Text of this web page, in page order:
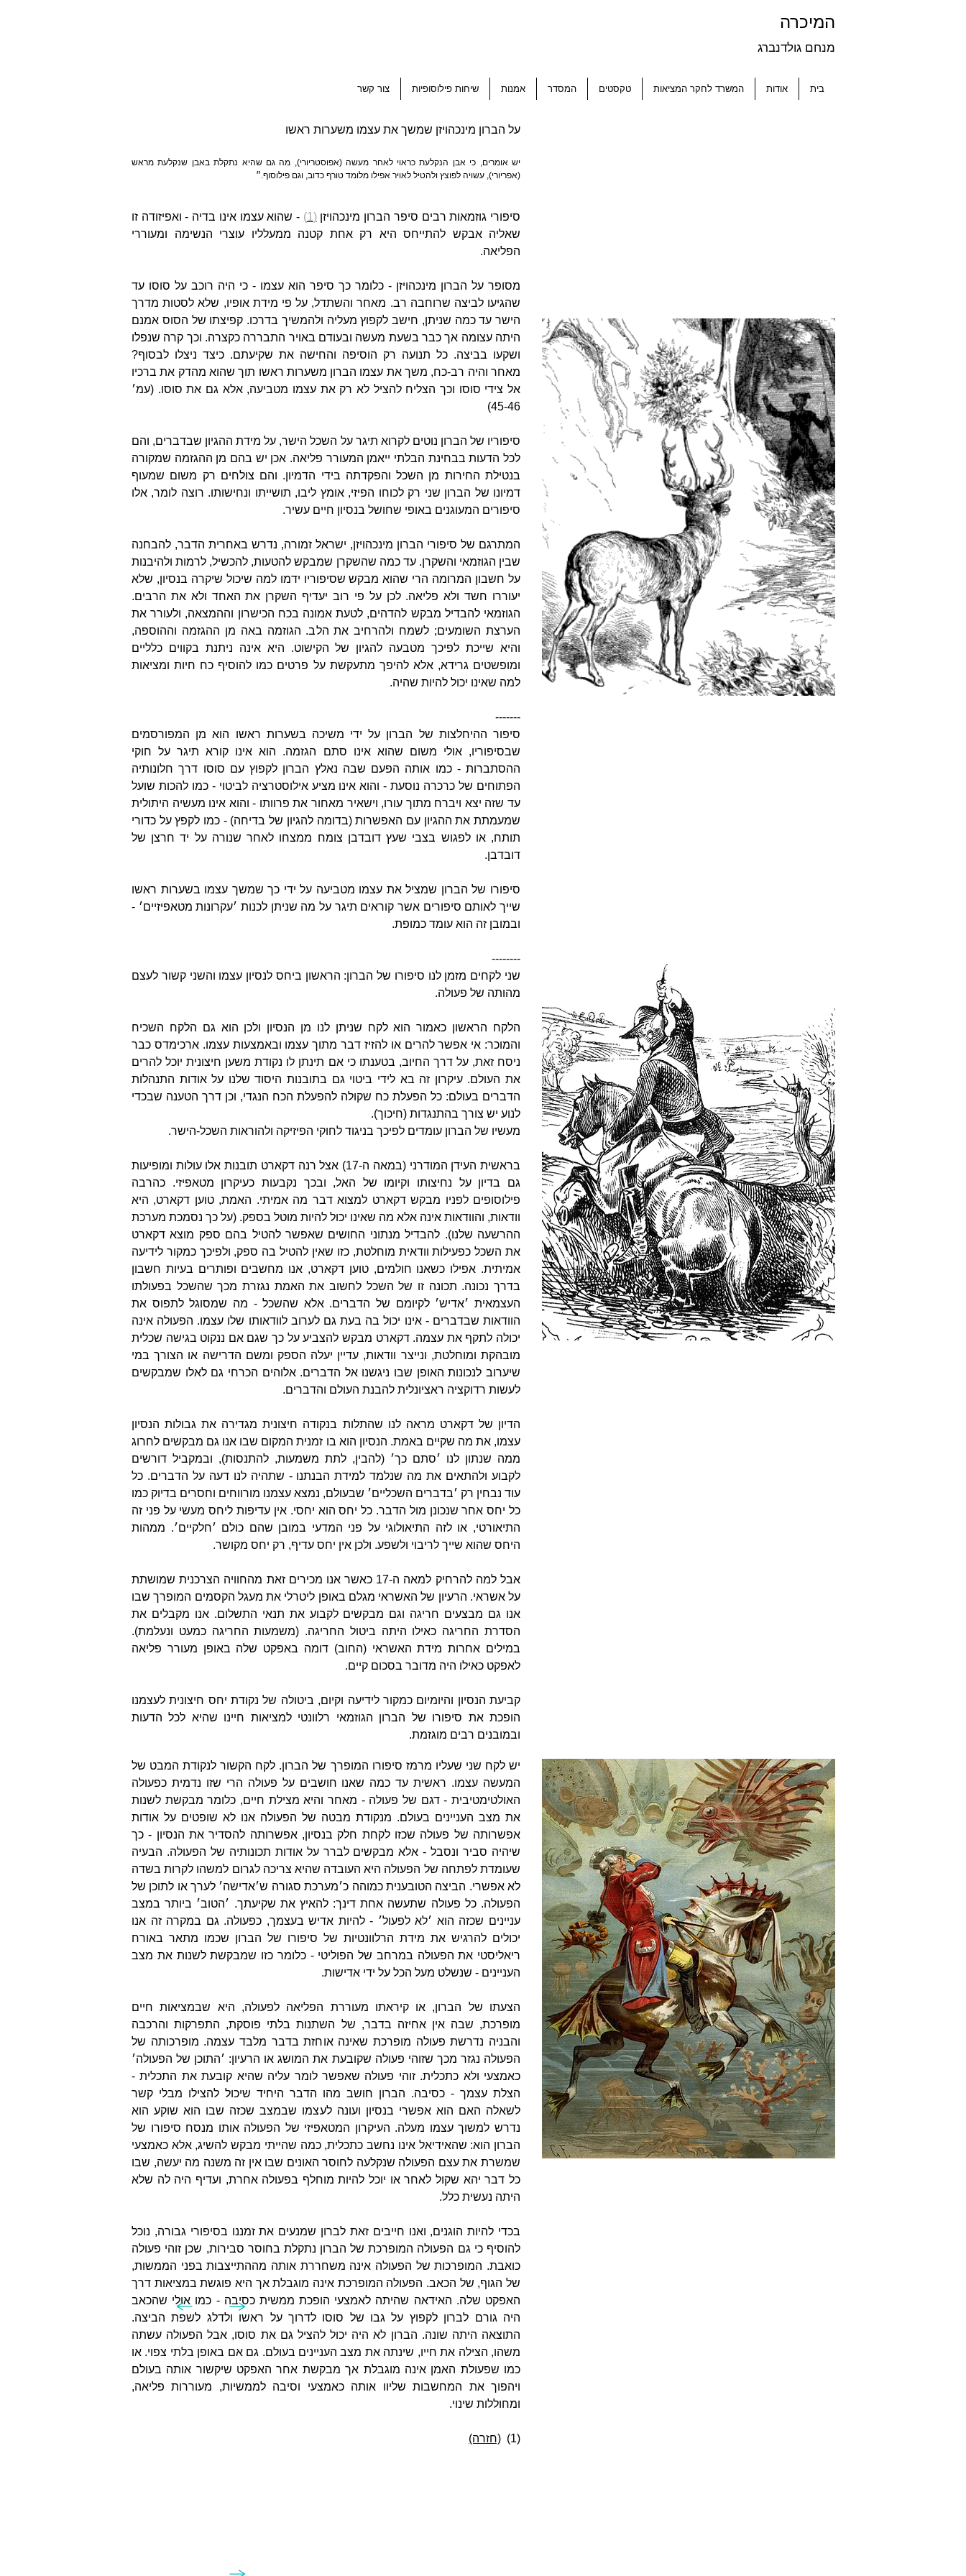
המיכרה
מנחם גולדנברג
על הברון מינכהויזן שמשך את עצמו משערות ראשו
יש אומרים, כי אבן הנקלעת כראוי לאחר מעשה (אפוסטריורי), מה גם שהיא נתקלת באבן שנקלעת מראש
(אפריורי), עשויה לפוצץ ולהטיל לאויר אפילו מלומד טורף כדוב, וגם פילוסוף.״
סיפורי גוזמאות רבים סיפר הברון מינכהויזן(1)
- שהוא עצמו אינו בדיה - ואפיזודה זו
שאליה אבקש להתייחס היא רק אחת קטנה ממעלליו עוצרי הנשימה ומעוררי
הפליאה.
מסופר על הברון מינכהויזן - כלומר כך סיפר הוא עצמו - כי היה רוכב על סוסו עד
שהגיעו לביצה שרוחבה רב. מאחר והשתדל, על פי מידת אופיו, שלא לסטות מדרך
הישר עד כמה שניתן, חישב לקפוץ מעליה ולהמשיך בדרכו. קפיצתו של הסוס אמנם
היתה עצומה אך כבר בשעת מעשה ובעודם באויר התבררה כקצרה. וכך קרה שנפלו
ושקעו בביצה. כל תנועה רק הוסיפה והחישה את שקיעתם. כיצד ניצלו לבסוף?
מאחר והיה רב-כח, משך את עצמו הברון משערות ראשו תוך שהוא מהדק את ברכיו
אל צידי סוסו וכך הצליח להציל לא רק את עצמו מטביעה, אלא גם את סוסו. (עמ׳
45-46)
סיפוריו של הברון נוטים לקרוא תיגר על השכל הישר, על מידת ההגיון שבדברים, והם
לכל הדעות בבחינת הבלתי ייאמן המעורר פליאה. אכן יש בהם מן ההגזמה שמקורה
בנטילת החירות מן השכל והפקדתה בידי הדמיון. והם צולחים רק משום שמעוף
דמיונו של הברון שני רק לכוחו הפיזי, אומץ ליבו, תושייתו ונחישותו. רוצה לומר, אלו
סיפורים המעוגנים באופי שחושל בנסיון חיים עשיר.
המתרגם של סיפורי הברון מינכהויזן, ישראל זמורה, נדרש באחרית הדבר, להבחנה
שבין הגוזמאי והשקרן. עד כמה שהשקרן שמבקש להטעות, להכשיל, לרמות ולהיבנות
על חשבון המרומה הרי שהוא מבקש שסיפוריו ידמו למה שיכול שיקרה בנסיון, שלא
יעוררו חשד ולא פליאה. לכן על פי רוב יעדיף השקרן את האחד ולא את הרבים.
הגוזמאי להבדיל מבקש להדהים, לטעת אמונה בכח הכישרון וההמצאה, ולעורר את
הערצת השומעים; לשמח ולהרחיב את הלב. הגוזמה באה מן ההגזמה וההוספה,
והיא שייכת לפיכך מטבעה להגיון של הקישוט. היא אינה ניתנת בקווים כלליים
ומופשטים גרידא, אלא להיפך מתעקשת על פרטים כמו להוסיף כח חיות ומציאות
למה שאינו יכול להיות שהיה.
-------
סיפור ההיחלצות של הברון על ידי משיכה בשערות ראשו הוא מן המפורסמים
שבסיפוריו, אולי משום שהוא אינו סתם הגזמה. הוא אינו קורא תיגר על חוקי
ההסתברות - כמו אותה הפעם שבה נאלץ הברון לקפוץ עם סוסו דרך חלונותיה
הפתוחים של כרכרה נוסעת - והוא אינו מציע אילוסטרציה לביטוי - כמו להכות שועל
עד שזה יצא ויברח מתוך עורו, וישאיר מאחור את פרוותו - והוא אינו מעשיה היתולית
שמעמתת את ההגיון עם האפשרות (בדומה להגיון של בדיחה) - כמו לקפץ על כדורי
תותח, או לפגוש בצבי שעץ דובדבן צומח ממצחו לאחר שנורה על יד חרצן של
דובדבן.
סיפורו של הברון שמציל את עצמו מטביעה על ידי כך שמשך עצמו בשערות ראשו
שייך לאותם סיפורים אשר קוראים תיגר על מה שניתן לכנות ׳עקרונות מטאפיזיים׳ -
ובמובן זה הוא עומד כמופת.
--------
שני לקחים מזמן לנו סיפורו של הברון: הראשון ביחס לנסיון עצמו והשני קשור לעצם
מהותה של פעולה.
הלקח הראשון כאמור הוא לקח שניתן לנו מן הנסיון ולכן הוא גם הלקח השכיח
והמוכר: אי אפשר להרים או להזיז דבר מתוך עצמו ובאמצעות עצמו. ארכימדס כבר
ניסח זאת, על דרך החיוב, בטענתו כי אם תינתן לו נקודת משען חיצונית יוכל להרים
את העולם. עיקרון זה בא לידי ביטוי גם בתובנות היסוד שלנו על אודות התנהלות
הדברים בעולם: כל הפעלת כח שקולה להפעלת הכח הנגדי, וכן דרך הטענה שבכדי
לנוע יש צורך בהתנגדות (חיכוך).
מעשיו של הברון עומדים לפיכך בניגוד לחוקי הפיזיקה ולהוראות השכל-הישר.
בראשית העידן המודרני (במאה ה-17) אצל רנה דקארט תובנות אלו עולות ומופיעות
גם בדיון על נחיצותו וקיומו של האל, ובכך נקבעות כעיקרון מטאפיזי. כהרבה
פילוסופים לפניו מבקש דקארט למצוא דבר מה אמיתי. האמת, טוען דקארט, היא
וודאות, והוודאות אינה אלא מה שאינו יכול להיות מוטל בספק. (על כך נסמכת מערכת
ההרשעה שלנו). להבדיל מנתוני החושים שאפשר להטיל בהם ספק מוצא דקארט
את השכל כפעילות וודאית מוחלטת, כזו שאין להטיל בה ספק, ולפיכך כמקור לידיעה
אמיתית. אפילו כשאנו חולמים, טוען דקארט, אנו מחשבים ופותרים בעיות חשבון
בדרך נכונה. תכונה זו של השכל לחשוב את האמת נגזרת מכך שהשכל בפעולתו
העצמאית ׳אדיש׳ לקיומם של הדברים. אלא שהשכל - מה שמסוגל לתפוס את
הוודאות שבדברים - אינו יכול בה בעת גם לערוב לוודאותו שלו עצמו. הפעולה אינה
יכולה לתקף את עצמה. דקארט מבקש להצביע על כך שגם אם ננקוט בגישה שכלית
מובהקת ומוחלטת, ונייצר וודאות, עדיין יעלה הספק ומשם הדרישה או הצורך במי
שיערוב לנכונות האופן שבו ניגשנו אל הדברים. אלוהים הכרחי גם לאלו שמבקשים
לעשות רדוקציה ראציונלית להבנת העולם והדברים.
הדיון של דקארט מראה לנו שהתלות בנקודה חיצונית מגדירה את גבולות הנסיון
עצמו, את מה שקיים באמת. הנסיון הוא בו זמנית המקום שבו אנו גם מבקשים לחרוג
ממה שנתון לנו ׳סתם כך׳ (להבין, לתת משמעות, להתנסות), ובמקביל דורשים
לקבוע ולהתאים את מה שנלמד למידת הבנתנו - שתהיה לנו דעה על הדברים. כל
עוד נבחין רק ׳בדברים השכליים׳ שבעולם, נמצא עצמנו מורווחים וחסרים בדיוק כמו
כל יחס אחר שנכונן מול הדבר. כל יחס הוא יחסי. אין עדיפות ליחס מעשי על פני זה
התיאורטי, או לזה התיאולוגי על פני המדעי במובן שהם כולם ׳חלקיים׳. ממהות
היחס שהוא שייך לריבוי ולשפע. ולכן אין יחס עדיף, רק יחס מקושר.
אבל למה להרחיק למאה ה-17 כאשר אנו מכירים זאת מהחוויה הצרכנית שמושתת
על אשראי. הרעיון של האשראי מגלם באופן ליטרלי את מעגל הקסמים המופרך שבו
אנו גם מבצעים חריגה וגם מבקשים לקבוע את תנאי התשלום. אנו מקבלים את
הסדרת החריגה כאילו היתה ביטול החריגה. (משמעות החריגה כמעט ונעלמת).
במילים אחרות מידת האשראי (החוב) דומה באפקט שלה באופן מעורר פליאה
לאפקט כאילו היה מדובר בסכום קיים.
קביעת הנסיון והיומיום כמקור לידיעה וקיום, ביטולה של נקודת יחס חיצונית לעצמנו
הופכת את סיפורו של הברון הגוזמאי רלוונטי למציאות חיינו שהיא לכל הדעות
ובמובנים רבים מוגזמת.
יש לקח שני שעליו מרמז סיפורו המופרך של הברון. לקח הקשור לנקודת המבט של
המעשה עצמו. ראשית עד כמה שאנו חושבים על פעולה הרי שזו נדמית כפעולה
האולטימטיבית - דגם של פעולה - מאחר והיא מצילת חיים, כלומר מבקשת לשנות
את מצב העניינים בעולם. מנקודת מבטה של הפעולה אנו לא שופטים על אודות
אפשרותה של פעולה שכזו לקחת חלק בנסיון, אפשרותה להסדיר את הנסיון - כך
שיהיה סביר ונסבל - אלא מבקשים לברר על אודות תכונותיה של הפעולה. הבעיה
שעומדת לפתחה של הפעולה היא העובדה שהיא צריכה לגרום למשהו לקרות בשדה
לא אפשרי. הביצה הטובענית כמוהה כ׳מערכת סגורה ש׳אדישה׳ לערך או לתוכן של
הפעולה. כל פעולה שתעשה אחת דינך: להאיץ את שקיעתך. ׳הטוב׳ ביותר במצב
עניינים שכזה הוא ׳לא לפעול׳ - להיות אדיש בעצמך, כפעולה. גם במקרה זה אנו
יכולים להרגיש את מידת הרלוונטיות של סיפורו של הברון שכמו מתאר באורח
ריאליסטי את הפעולה במרחב של הפוליטי - כלומר כזו שמבקשת לשנות את מצב
העניינים - שנשלט מעל הכל על ידי אדישות.
הצעתו של הברון, או קיראתו מעוררת הפליאה לפעולה, היא שבמציאות חיים
מופרכת, שבה אין אחיזה בדבר, של השתנות בלתי פוסקת, התפרקות והרכבה
והבניה נדרשת פעולה מופרכת שאינה אוחזת בדבר מלבד עצמה. מופרכותה של
הפעולה נגזר מכך שזוהי פעולה שקובעת את המושג או הרעיון: ׳התוכן של הפעולה׳
כאמצעי ולא כתכלית. זוהי פעולה שאפשר לומר עליה שהיא קובעת את התכלית -
הצלת עצמך - כסיבה. הברון חושב מהו הדבר היחיד שיכול להצילו מבלי קשר
לשאלה האם הוא אפשרי בנסיון ועונה לעצמו שבמצב שכזה שבו הוא שוקע הוא
נדרש למשוך עצמו מעלה. העיקרון המטאפיזי של הפעולה אותו מנסח סיפורו של
הברון הוא: שהאידיאל אינו נחשב כתכלית, כמה שהייתי מבקש להשיג, אלא כאמצעי
שמשרת את עצם הפעולה שנקלעה לחוסר האונים שבו אין זה משנה מה יעשה, שבו
כל דבר יהא שקול לאחר או יוכל להיות מוחלף בפעולה אחרת, ועדיף היה לה שלא
היתה נעשית כלל.
בכדי להיות הוגנים, ואנו חייבים זאת לברון שמנעים את זמננו בסיפורי גבורה, נוכל
להוסיף כי גם הפעולה המופרכת של הברון נתקלת בחוסר סבירות, שכן זוהי פעולה
כואבת. המופרכות של הפעולה אינה משחררת אותה מההתייצבות בפני הממשות,
של הגוף, של הכאב. הפעולה המופרכת אינה מוגבלת אך היא פוגשת במציאות דרך
האפקט שלה. האידאה שהיתה לאמצעי הופכת ממשית כסיבה - כמו אולי שהכאב
היה גורם לברון לקפוץ על גבו של סוסו לדרוך על ראשו ולדלג לשפת הביצה.
התוצאה היתה שונה. הברון לא היה יכול להציל גם את סוסו, אבל הפעולה עשתה
משהו, הצילה את חייו, שינתה את מצב העניינים בעולם. גם אם באופן בלתי צפוי. או
כמו שפעולת האמן אינה מוגבלת אך מבקשת אחר האפקט שיקשור אותה בעולם
ויהפוך את המחשבות שליוו אותה כאמצעי וסיבה לממשיות, מעוררות פליאה,
ומחוללות שינוי.
(1) (חזרה)
צור קשר שיחות פילוסופיות אמנות המסדר טקסטים המשרד לחקר המציאות אודות בית